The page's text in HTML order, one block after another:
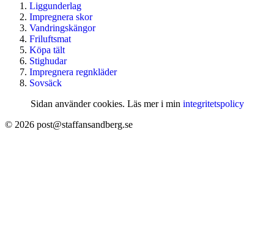
Liggunderlag
Impregnera skor
Vandringskängor
Friluftsmat
Köpa tält
Stighudar
Impregnera regnkläder
Sovsäck
Sidan använder cookies. Läs mer i min integritetspolicy
© 2026 post@staffansandberg.se